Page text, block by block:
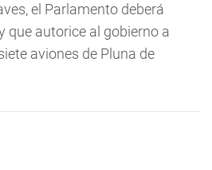
el Parlamento deberá
que autorice al gobierno a
aviones de Pluna de